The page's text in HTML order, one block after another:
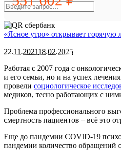
«Ясное утро» открывает
22.11.202118.02.2025
Работая с 2007 года с
и его семьи, но и на успех
провели социологическое
медиков, тесно работающих с
Проблема профессионального
смертность пациентов – всё это
Еще до пандемии COVID-19
пандемии количество обращений